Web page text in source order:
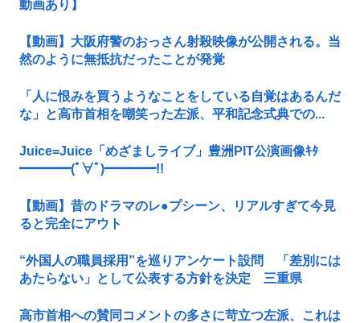
動画あり】
【動画】大阪府警のおっさん射殺映像が公開される。当
然のように無抵抗だったことが発覚
「人に恨みを買うようなことをしている自覚はあるんだ
な」と高市首相を嘲笑った左派、平和記念式典での...
Juice=Juice「めざましライブ」豊洲PIT公演画像ｷﾀ
━━━━(ﾟ∀ﾟ)━━━━!!
【動画】昔のドラマのレ●プシーン、リアルすぎて今見
ると完全にアウト
“外国人の職員採用”を巡りアンケート設問 「差別には
あたらない」として公表する方針を決定 三重県
高市首相への賛同コメントの多さに苛立つ左派、これは